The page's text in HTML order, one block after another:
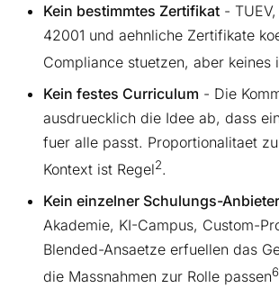
Kein bestimmtes Zertifikat -
42001 und aehnliche Zertifikate
Compliance stuetzen, aber keines
Kein festes Curriculum - Die
ausdruecklich die Idee ab, dass
fuer alle passt. Proportionalitaet
Kontext ist Regel2.
Kein einzelner Schulungs-Anbieter
Akademie, KI-Campus, Custom-
Blended-Ansaetze erfuellen das
die Massnahmen zur Rolle passen6